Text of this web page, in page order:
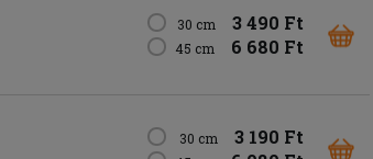
30 cm 3 490 Ft
45 cm 6 680 Ft
30 cm 3 190 Ft